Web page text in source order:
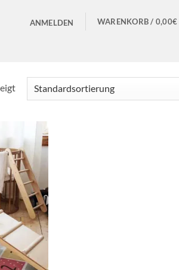
ANMELDEN WARENKORB / 0,00€
Auf die
Wunschliste